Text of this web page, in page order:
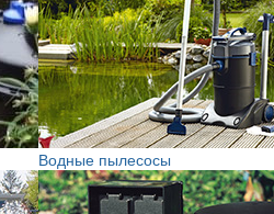
Водные пылесосы